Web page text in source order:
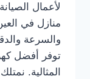
لأعمال
والسرعة
توفر أفضل
المثالية.